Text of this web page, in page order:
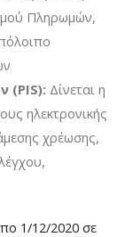
Πληρωμών,
(PIS): Δίνεται η
ηλεκτρονικής
χρέωσης,
1/12/2020 σε